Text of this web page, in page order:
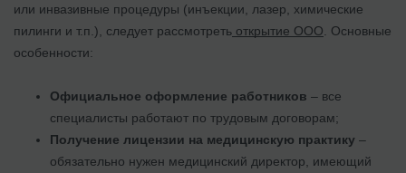
или инвазивные процедуры (инъекции, лазер, химические
пилинги и т.п.), следует рассмотреть открытие ООО . Основные
особенности:
Официальное оформление работников – все
специалисты работают по трудовым договорам;
Получение лицензии на медицинскую практику –
обязательно нужен медицинский директор, имеющий